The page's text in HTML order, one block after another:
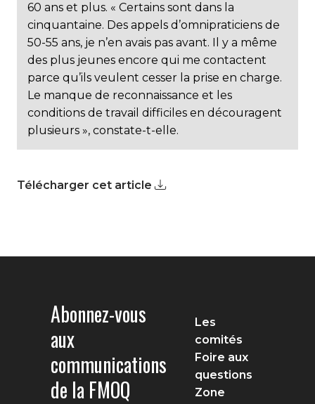
60 ans et plus. « Certains sont dans la
cinquantaine. Des appels d’omnipraticiens de
50-55 ans, je n’en avais pas avant. Il y a même
des plus jeunes encore qui me contactent
parce qu’ils veulent cesser la prise en charge.
Le manque de reconnaissance et les
conditions de travail difficiles en découragent
plusieurs », constate-t-elle.
Télécharger cet article
Abonnez-vous
aux
communications
de la FMOQ
Les
comités
Foire aux
questions
Zone